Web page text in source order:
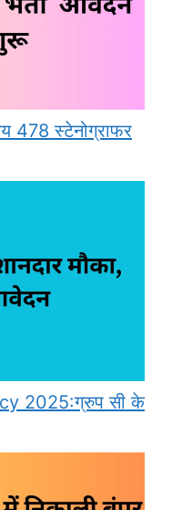
478 स्टेनोग्राफर
2025:ग्रुप सी के